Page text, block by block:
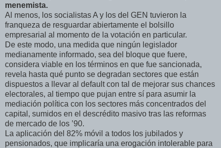
menemista.
Al menos, los socialistas A y los del GEN tuvieron la
franqueza de resguardar abiertamente el bolsillo
empresarial al momento de la votación en particular.
De este modo, una medida que ningún legislador
medianamente informado, sea del bloque que fuere,
considera viable en los términos en que fue sancionada,
revela hasta qué punto se degradan sectores que están
dispuestos a llevar al default con tal de mejorar sus chances
electorales, al tiempo que pujan entre sí para asumir la
mediación política con los sectores más concentrados del
capital, sumidos en el descrédito masivo tras las reformas
de mercado de los ’90.
La aplicación del 82% móvil a todos los jubilados y
pensionados, que implicaría una erogación intolerable para